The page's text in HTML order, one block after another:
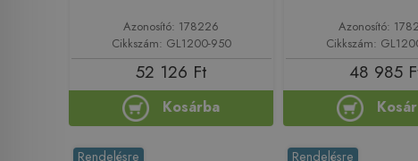
Azonosító: 178226
Cikkszám: GL1200-950
52 126 Ft
Kosárba
Azonosító:
Cikkszám:
48 985
Rendelésre Rendelésre